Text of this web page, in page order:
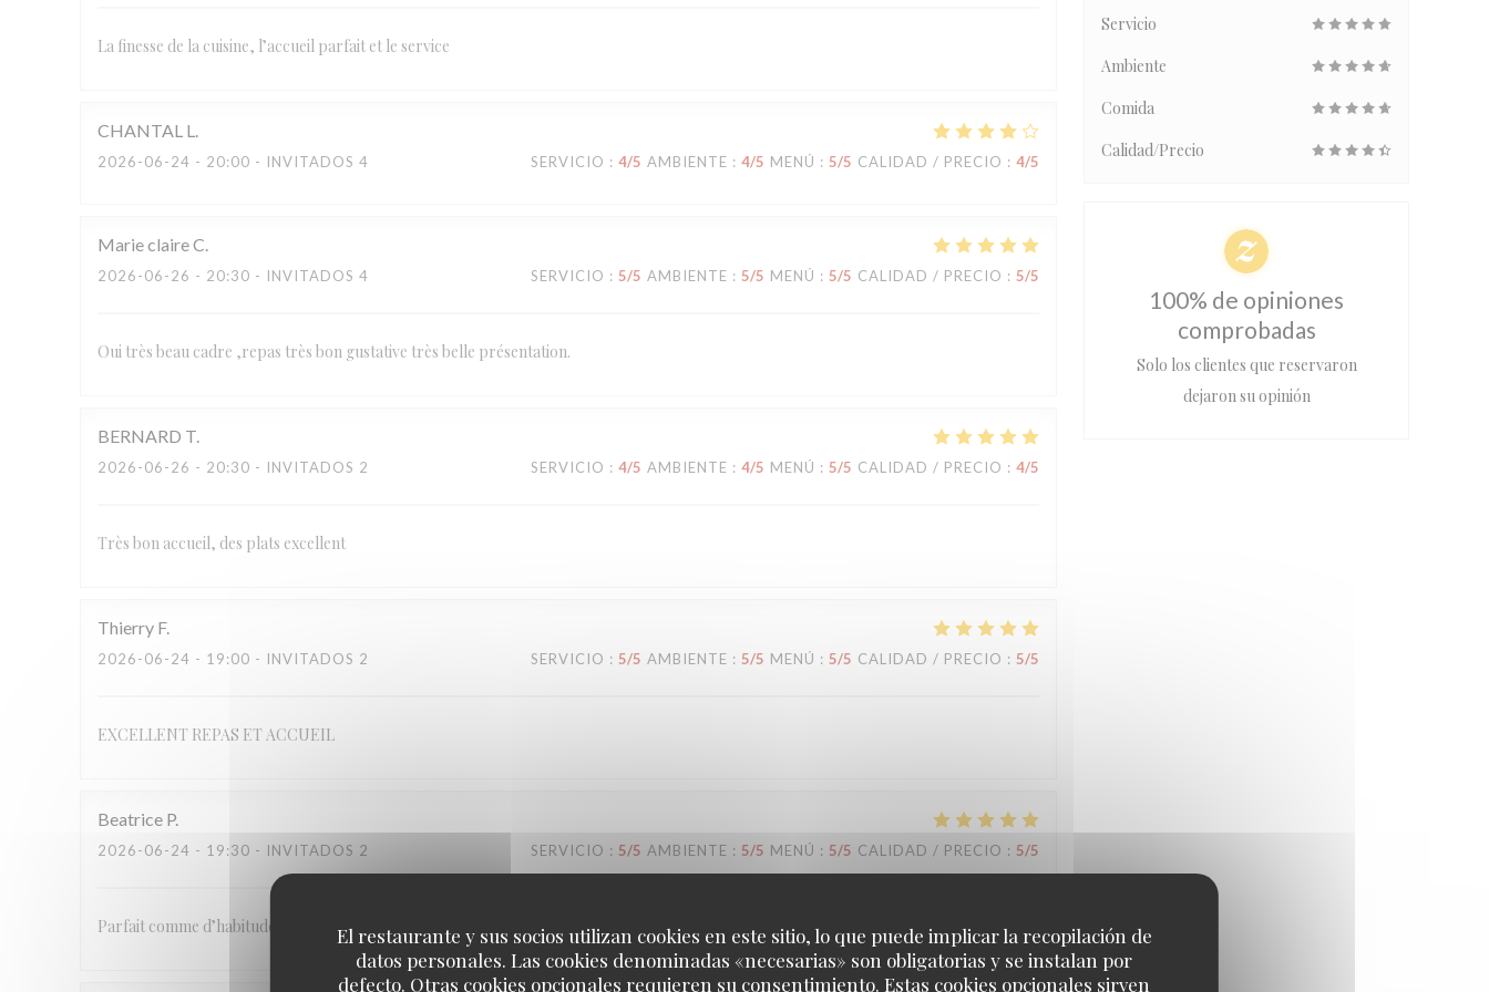
El restaurante y sus socios utilizan cookies en este sitio, lo que puede implicar la recopilación de
datos personales. Las cookies denominadas «necesarias» son obligatorias y se instalan por
defecto. Otras cookies opcionales requieren su consentimiento. Estas cookies opcionales sirven
La finesse de la cuisine, l’accueil parfait et le service
CHANTAL L
2026-06-24 - 20:00 - INVITADOS 4 SERVICIO : 4/5 AMBIENTE : 4/5 MENÚ : 5/5 CALIDAD / PRECIO : 4/5
Marie claireC
2026-06-26 - 20:30 - INVITADOS 4 SERVICIO : 5/5 AMBIENTE : 5/5 MENÚ : 5/5 CALIDAD / PRECIO : 5/5
Oui très beau cadre ,repas très bon gustative très belle présentation.
BERNARD T
2026-06-26 - 20:30 - INVITADOS 2 SERVICIO : 4/5 AMBIENTE : 4/5 MENÚ : 5/5 CALIDAD / PRECIO : 4/5
Très bon accueil, des plats excellent
Thierry F
2026-06-24 - 19:00 - INVITADOS 2 SERVICIO : 5/5 AMBIENTE : 5/5 MENÚ : 5/5 CALIDAD / PRECIO : 5/5
EXCELLENT REPAS ET ACCUEIL
Beatrice P
2026-06-24 - 19:30 - INVITADOS 2 SERVICIO : 5/5 AMBIENTE : 5/5 MENÚ : 5/5 CALIDAD / PRECIO : 5/5
Parfait comme d’habitude
Servicio
Ambiente
Comida
Calidad/Precio
100% de opiniones
comprobadas
Solo los clientes que reservaron
dejaron su opinión